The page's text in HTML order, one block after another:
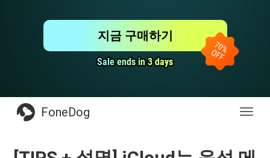
Sale ends in 3 days
Sale ends in 3 days
지금 구매하기
전
FoneDog